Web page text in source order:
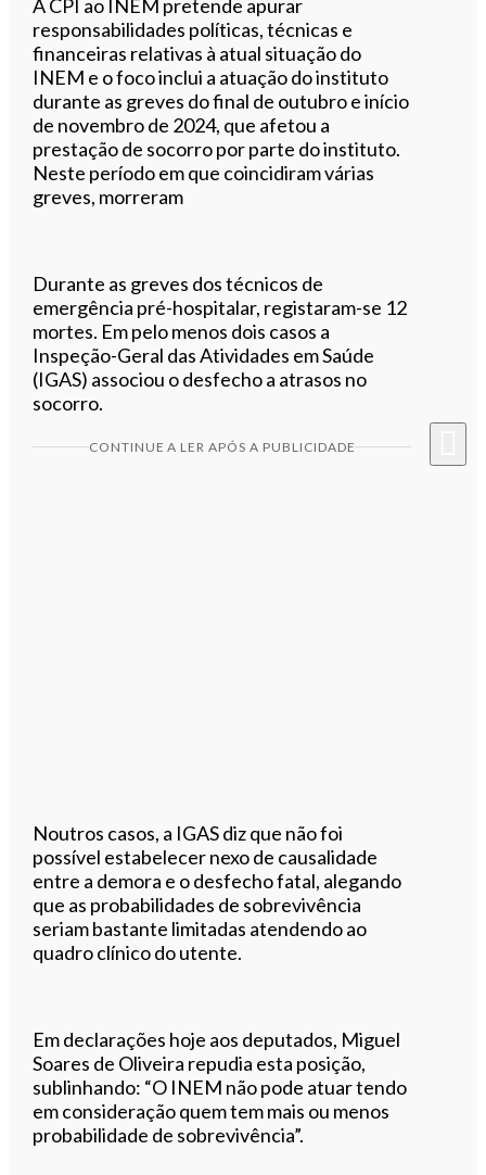
A CPI ao INEM pretende apurar
responsabilidades políticas, técnicas e
financeiras relativas à atual situação do
INEM e o foco inclui a atuação do instituto
durante as greves do final de outubro e início
de novembro de 2024, que afetou a
prestação de socorro por parte do instituto.
Neste período em que coincidiram várias
greves, morreram
Durante as greves dos técnicos de
emergência pré-hospitalar, registaram-se 12
mortes. Em pelo menos dois casos a
Inspeção-Geral das Atividades em Saúde
(IGAS) associou o desfecho a atrasos no
socorro.
CONTINUE A LER APÓS A PUBLICIDADE
Noutros casos, a IGAS diz que não foi
possível estabelecer nexo de causalidade
entre a demora e o desfecho fatal, alegando
que as probabilidades de sobrevivência
seriam bastante limitadas atendendo ao
quadro clínico do utente.
Em declarações hoje aos deputados, Miguel
Soares de Oliveira repudia esta posição,
sublinhando: “O INEM não pode atuar tendo
em consideração quem tem mais ou menos
probabilidade de sobrevivência”.